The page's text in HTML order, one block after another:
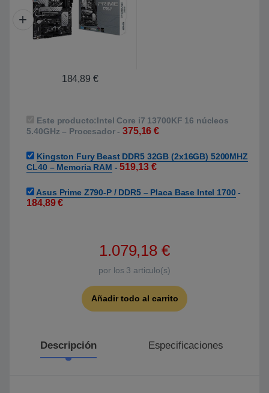
184,89 €
Este producto:Intel Core i7 13700KF 16 núcleos
5.40GHz – Procesador-375,16€
Kingston Fury Beast DDR5 32GB (2x16GB) 5200MHZ
CL40 – Memoria RAM -519,13 €
Asus Prime Z790-P / DDR5 – Placa Base Intel 1700-
184,89€
1.079,18 €
por los 3 articulo(s)
Añadir todo al carrito
Descripción Especificaciones